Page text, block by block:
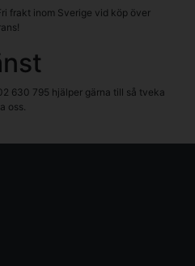
frakt inom Sverige vid köp över
630 795 hjälper gärna till så tveka
oss.